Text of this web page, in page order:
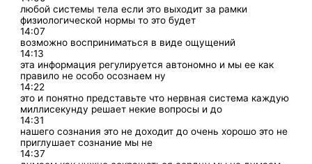
любой системы тела если это выходит за рамки
физиологической нормы то это будет
14:07
возможно восприниматься в виде ощущений
14:13
эта информация регулируется автономно и мы ее как
правило не особо осознаем ну
14:22
это и понятно представьте что нервная система каждую
миллисекунду решает некие вопросы и до
14:31
нашего сознания это не доходит до очень хорошо это не
приглушает сознание мы не
14:37